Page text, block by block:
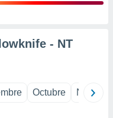
- NT
Octubre